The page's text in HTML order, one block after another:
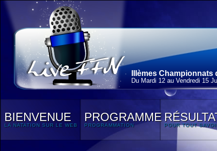
IIIèmes
Du Mardi 12 au Vendredi 15
BIENVENUE
LA NATATION SUR LE WEB
PROGRAMME
PROGRAMMATION POUR TOUT